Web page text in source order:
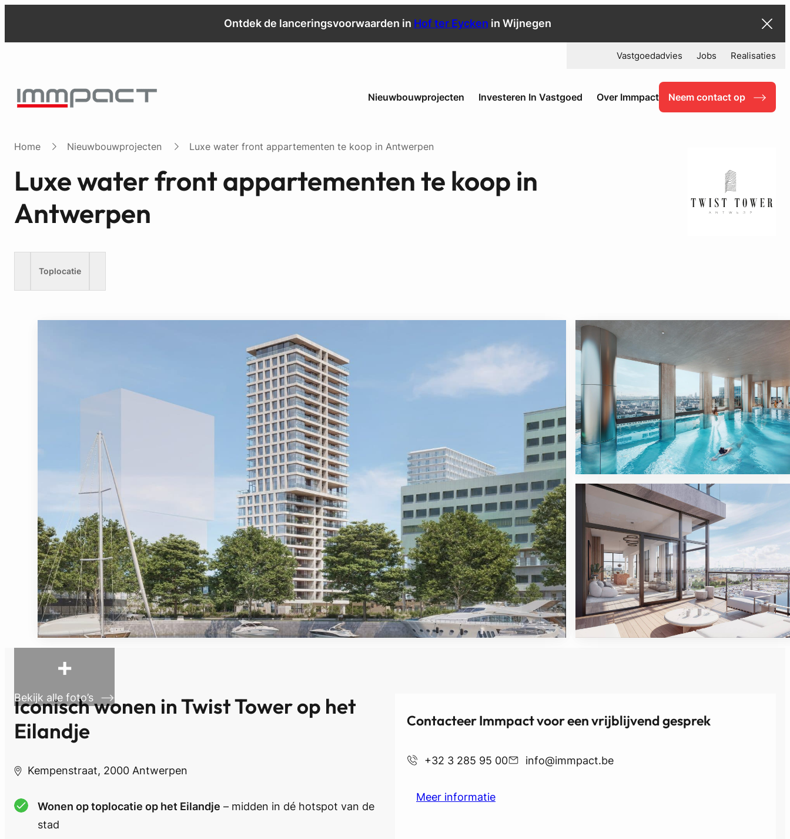
Ontdek de lanceringsvoorwaarden in Hof ter Eycken in Wijnegen
Vastgoedadvies Jobs Realisaties
Nieuwbouwprojecten Investeren In Vastgoed Over Immpact Neem contact op
Home Nieuwbouwprojecten Luxe water front appartementen te koop in Antwerpen
Luxe water front appartementen te koop in
Antwerpen
Toplocatie
+
Bekijk alle foto’s
Iconisch wonen in Twist Tower op het
Eilandje
Kempenstraat, 2000 Antwerpen
Wonen op toplocatie op het Eilandje – midden in dé hotspot van de
stad
Contacteer Immpact voor een vrijblijvend gesprek
+32 3 285 95 00 info@immpact.be
Meer informatie